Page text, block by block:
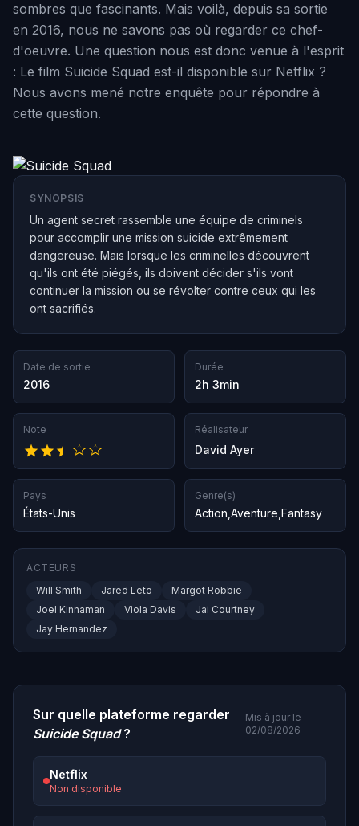
sombres que fascinants. Mais voilà, depuis sa sortie
en 2016, nous ne savons pas où regarder ce chef-
d'oeuvre. Une question nous est donc venue à l'esprit
: Le film Suicide Squad est-il disponible sur Netflix ?
Nous avons mené notre enquête pour répondre à
cette question.
SYNOPSIS
Un agent secret rassemble une équipe de criminels
pour accomplir une mission suicide extrêmement
dangereuse. Mais lorsque les criminelles découvrent
qu'ils ont été piégés, ils doivent décider s'ils vont
continuer la mission ou se révolter contre ceux qui les
ont sacrifiés.
Date de sortie
2016
Durée
2h 3min
Note Réalisateur
David Ayer
Pays
États-Unis
Genre(s)
Action Aventure Fantasy
ACTEURS
Will Smith
Jared Leto
Margot Robbie
Joel Kinnaman
Viola Davis
Jai Courtney
Jay Hernandez
Sur quelle plateforme regarder
Suicide Squad?
Mis à jour le
02/08/2026
Netflix
Non disponible